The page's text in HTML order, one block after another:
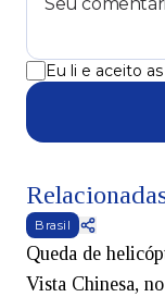
Eu li e aceito as
Brasil
Queda de
Vista Chinesa,